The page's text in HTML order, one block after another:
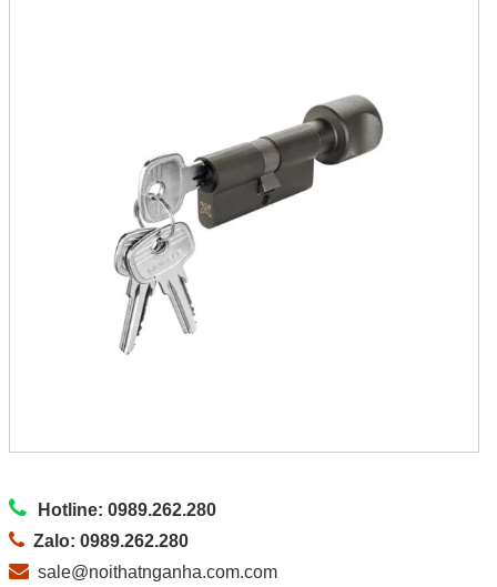
Hotline: 0989.262.280
Zalo: 0989.262.280
sale@noithatnganha.com.com